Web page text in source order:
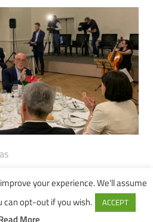
your experience. We'll assume
can opt-out if you wish.
ACCEPT